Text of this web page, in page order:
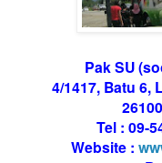
Pak SU
4/1417, Batu 6,
Tel : 09-
Website :